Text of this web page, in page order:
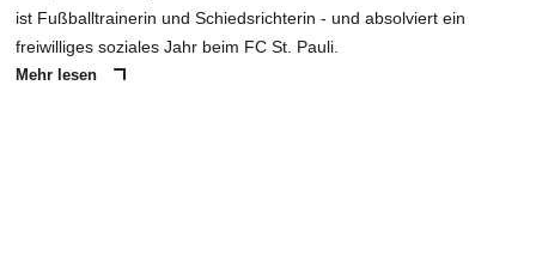
ist Fußballtrainerin und Schiedsrichterin - und absolviert ein
freiwilliges soziales Jahr beim FC St. Pauli.
Mehr lesen